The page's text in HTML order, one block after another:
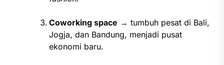
Coworking space → tumbuh pesat di Bali,
Jogja, dan Bandung, menjadi pusat
ekonomi baru.